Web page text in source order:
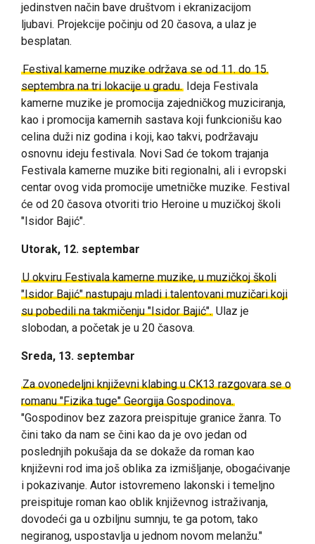
jedinstven način bave društvom i ekranizacijom
ljubavi. Projekcije počinju od 20 časova, a ulaz je
besplatan.
Festival kamerne muzike održava se od 11. do 15.
septembra na tri lokacije u gradu. Ideja Festivala
kamerne muzike je promocija zajedničkog muziciranja,
kao i promocija kamernih sastava koji funkcionišu kao
celina duži niz godina i koji, kao takvi, podržavaju
osnovnu ideju festivala. Novi Sad će tokom trajanja
Festivala kamerne muzike biti regionalni, ali i evropski
centar ovog vida promocije umetničke muzike. Festival
će od 20 časova otvoriti trio Heroine u muzičkoj školi
"Isidor Bajić".
Utorak, 12. septembar
U okviru Festivala kamerne muzike, u muzičkoj školi
"Isidor Bajić" nastupaju mladi i talentovani muzičari koji
su pobedili na takmičenju "Isidor Bajić". Ulaz je
slobodan, a početak je u 20 časova.
Sreda, 13. septembar
Za ovonedeljni književni klabing u CK13 razgovara se o
romanu "Fizika tuge" Georgija Gospodinova.
"Gospodinov bez zazora preispituje granice žanra. To
čini tako da nam se čini kao da je ovo jedan od
poslednjih pokušaja da se dokaže da roman kao
književni rod ima još oblika za izmišljanje, obogaćivanje
i pokazivanje. Autor istovremeno lakonski i temeljno
preispituje roman kao oblik književnog istraživanja,
dovodeći ga u ozbiljnu sumnju, te ga potom, tako
negiranog, uspostavlja u jednom novom melanžu."